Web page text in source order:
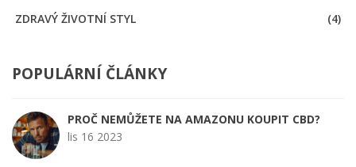
ZDRAVÝ ŽIVOTNÍ STYL
(4)
POPULÁRNÍ ČLÁNKY
PROČ NEMŮŽETE NA AMAZONU KOUPIT CBD?
lis 16 2023